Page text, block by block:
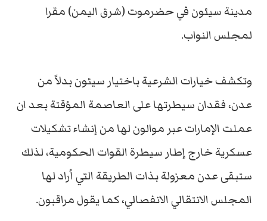
مدينة سيئون في حضرموت (شرق اليمن) مقرا
لمجلس النواب.
وتكشف خيارات الشرعية باختيار سيئون بدلاً من
عدن، فقدان سيطرتها على العاصمة المؤقتة بعد ان
عملت الإمارات عبر موالون لها من إنشاء تشكيلات
عسكرية خارج إطار سيطرة القوات الحكومية، لذلك
ستبقى عدن معزولة بذات الطريقة التي أراد لها
المجلس الانتقالي الانفصالي، كما يقول مراقبون.